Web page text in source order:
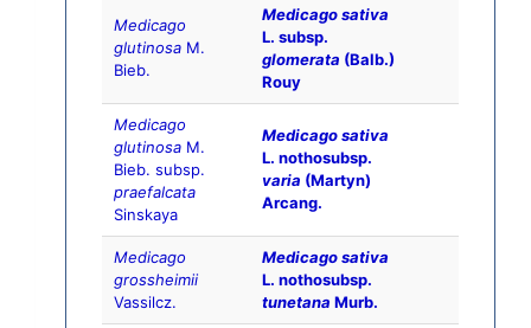
Medicago
glutinosa M.
Bieb.
Medicago sativa
L. subsp.
glomerata (Balb.)
Rouy
Medicago
glutinosa M.
Bieb. subsp.
praefalcata
Sinskaya
Medicago sativa
L. nothosubsp.
varia (Martyn)
Arcang.
Medicago
grossheimii
Vassilcz.
Medicago sativa
L. nothosubsp.
tunetana Murb.